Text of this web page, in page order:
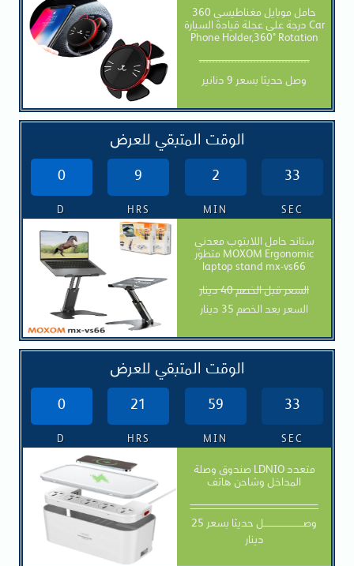
حامل موبايل مغناطيسي 360
درجة على عجلة قيادة السيارة Car
Phone Holder,360° Rotation
-----------------------------------
وصل حديثا بسعر 9 دنانير
الوقت المتبقي للعرض
0 9 2 31
D HRS MIN SEC
ستاند حامل اللابتوب معدني
متطور MOXOM Ergonomic
laptop stand mx-vs66
السعر قبل الخصم 40 دينار
السعر بعد الخصم 35 دينار
الوقت المتبقي للعرض
0 21 59 31
D HRS MIN SEC
صندوق وصلة LDNIO متعدد
المداخل وشاحن هاتف
ـــــــــــــــــــــــــــــــــــــــــــــــــــــــــــــــــــــــــــــــــ
وصـــــــــــــــــــــــــل حديثا بسعر 25
دينار